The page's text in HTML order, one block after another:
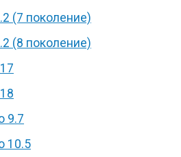
(7 поколение)
(8 поколение)
9.7
10.5